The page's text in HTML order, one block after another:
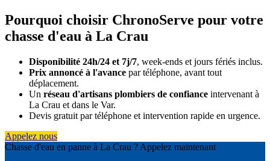
Pourquoi choisir ChronoServe pour votre
chasse d'eau à La Crau
Disponibilité 24h/24 et 7j/7, week-ends et jours fériés inclus.
Prix annoncé à l'avance par téléphone, avant tout
déplacement.
Un réseau d'artisans plombiers de confiance intervenant à
La Crau et dans le Var.
Devis gratuit par téléphone et intervention rapide en urgence.
Appelez nous
Chasse d'eau en panne à La Crau ? Appelez maintenant